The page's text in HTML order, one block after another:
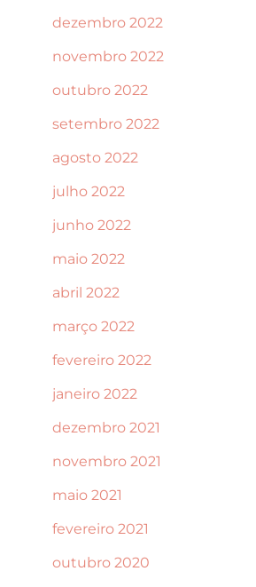
dezembro 2022
novembro 2022
outubro 2022
setembro 2022
agosto 2022
julho 2022
junho 2022
maio 2022
abril 2022
março 2022
fevereiro 2022
janeiro 2022
dezembro 2021
novembro 2021
maio 2021
fevereiro 2021
outubro 2020